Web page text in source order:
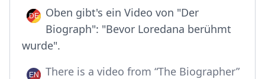
Oben gibt's ein Video von "Der
Biograph": "Bevor Loredana berühmt
wurde".
There is a video from “The Biographer”